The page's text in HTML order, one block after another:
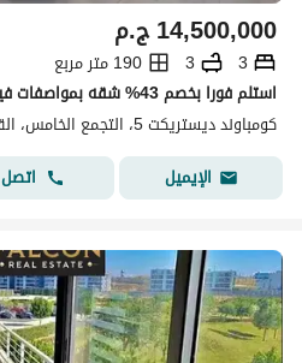
ج.م14,500,000
3
3
190 متر مربع
كومباوند ديستريكت 5، التجمع الخامس، القاهرة الجديدة، القاهرة
الإيميل
اتصل